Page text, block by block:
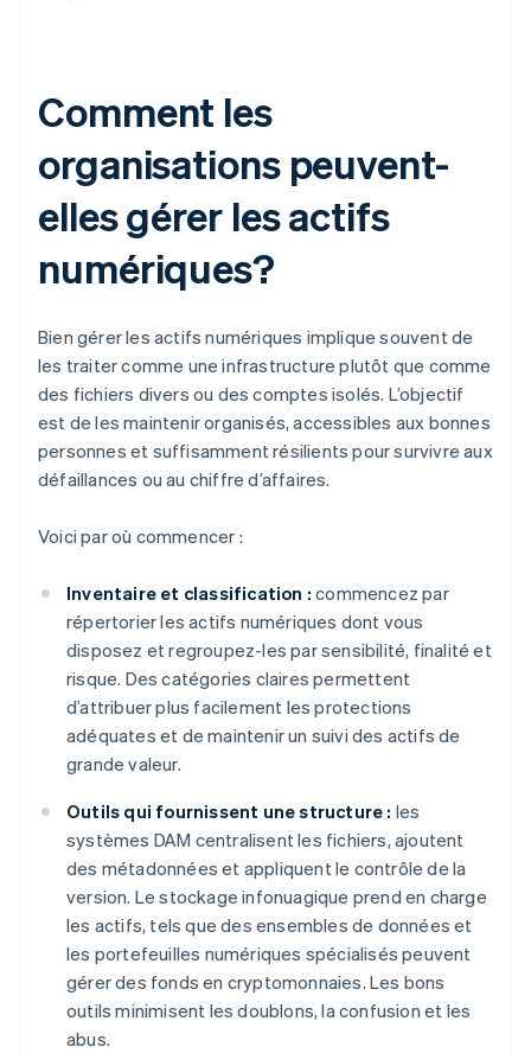
Comment les
organisations peuvent-
elles gérer les actifs
numériques?
Bien gérer les actifs numériques implique souvent de
les traiter comme une infrastructure plutôt que comme
des fichiers divers ou des comptes isolés. L’objectif
est de les maintenir organisés, accessibles aux bonnes
personnes et suffisamment résilients pour survivre aux
défaillances ou au chiffre d’affaires.
Voici par où commencer :
Inventaire et classification : commencez par
répertorier les actifs numériques dont vous
disposez et regroupez-les par sensibilité, finalité et
risque. Des catégories claires permettent
d’attribuer plus facilement les protections
adéquates et de maintenir un suivi des actifs de
grande valeur.
Outils qui fournissent une structure : les
systèmes DAM centralisent les fichiers, ajoutent
des métadonnées et appliquent le contrôle de la
version. Le stockage infonuagique prend en charge
les actifs, tels que des ensembles de données et
les portefeuilles numériques spécialisés peuvent
gérer des fonds en cryptomonnaies. Les bons
outils minimisent les doublons, la confusion et les
abus.